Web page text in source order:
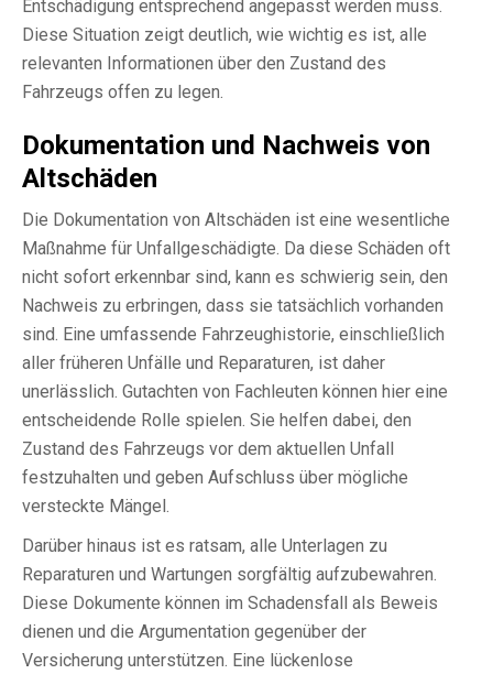
Entschädigung entsprechend angepasst werden muss.
Diese Situation zeigt deutlich, wie wichtig es ist, alle
relevanten Informationen über den Zustand des
Fahrzeugs offen zu legen.
Dokumentation und Nachweis von
Altschäden
Die Dokumentation von Altschäden ist eine wesentliche
Maßnahme für Unfallgeschädigte. Da diese Schäden oft
nicht sofort erkennbar sind, kann es schwierig sein, den
Nachweis zu erbringen, dass sie tatsächlich vorhanden
sind. Eine umfassende Fahrzeughistorie, einschließlich
aller früheren Unfälle und Reparaturen, ist daher
unerlässlich. Gutachten von Fachleuten können hier eine
entscheidende Rolle spielen. Sie helfen dabei, den
Zustand des Fahrzeugs vor dem aktuellen Unfall
festzuhalten und geben Aufschluss über mögliche
versteckte Mängel.
Darüber hinaus ist es ratsam, alle Unterlagen zu
Reparaturen und Wartungen sorgfältig aufzubewahren.
Diese Dokumente können im Schadensfall als Beweis
dienen und die Argumentation gegenüber der
Versicherung unterstützen. Eine lückenlose